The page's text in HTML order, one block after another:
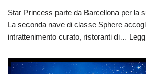
Star Princess parte da Barcellona per la
La seconda nave di classe Sphere
intrattenimento curato, ristoranti di…